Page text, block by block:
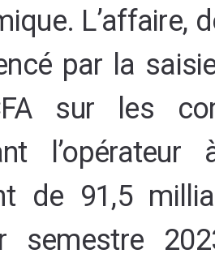
L’affaire,
par la
sur les
de 91,5
semestre